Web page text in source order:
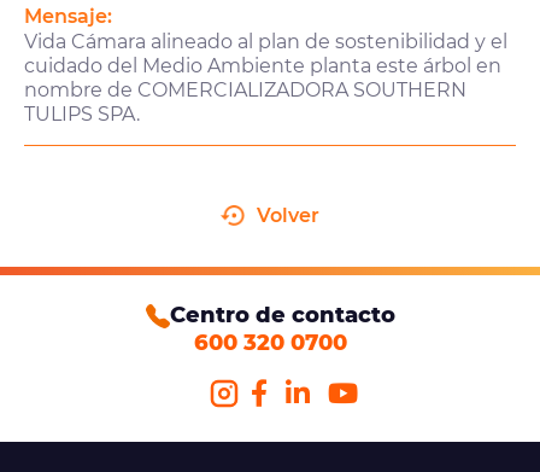
Mensaje:
Vida Cámara alineado al plan de sostenibilidad y el
cuidado del Medio Ambiente planta este árbol en
nombre de COMERCIALIZADORA SOUTHERN
TULIPS SPA.
Volver
Centro de contacto
600 320 0700